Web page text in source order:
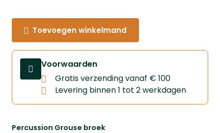
Percussion Grouse broek
Toevoegen winkelmand
Voorwaarden
Gratis verzending vanaf € 100
Levering binnen 1 tot 2 werkdagen